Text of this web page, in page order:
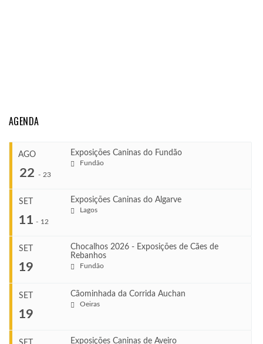
AGENDA
AGO
22 - 23
Exposições Caninas do Fundão
Fundão
Ago 22, 2026
Ago 23, 2026
VENUE
SET
11 - 12
Exposições Caninas do Algarve
Lagos
Set 11, 2026
Set 12, 2026
SET
19
Chocalhos 2026 - Exposições de Cães de
Rebanhos
Fundão
SET
19
Cãominhada da Corrida Auchan
Oeiras
Exposições Caninas de Aveiro